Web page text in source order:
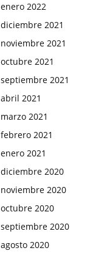
enero 2022
diciembre 2021
noviembre 2021
octubre 2021
septiembre 2021
abril 2021
marzo 2021
febrero 2021
enero 2021
diciembre 2020
noviembre 2020
octubre 2020
septiembre 2020
agosto 2020